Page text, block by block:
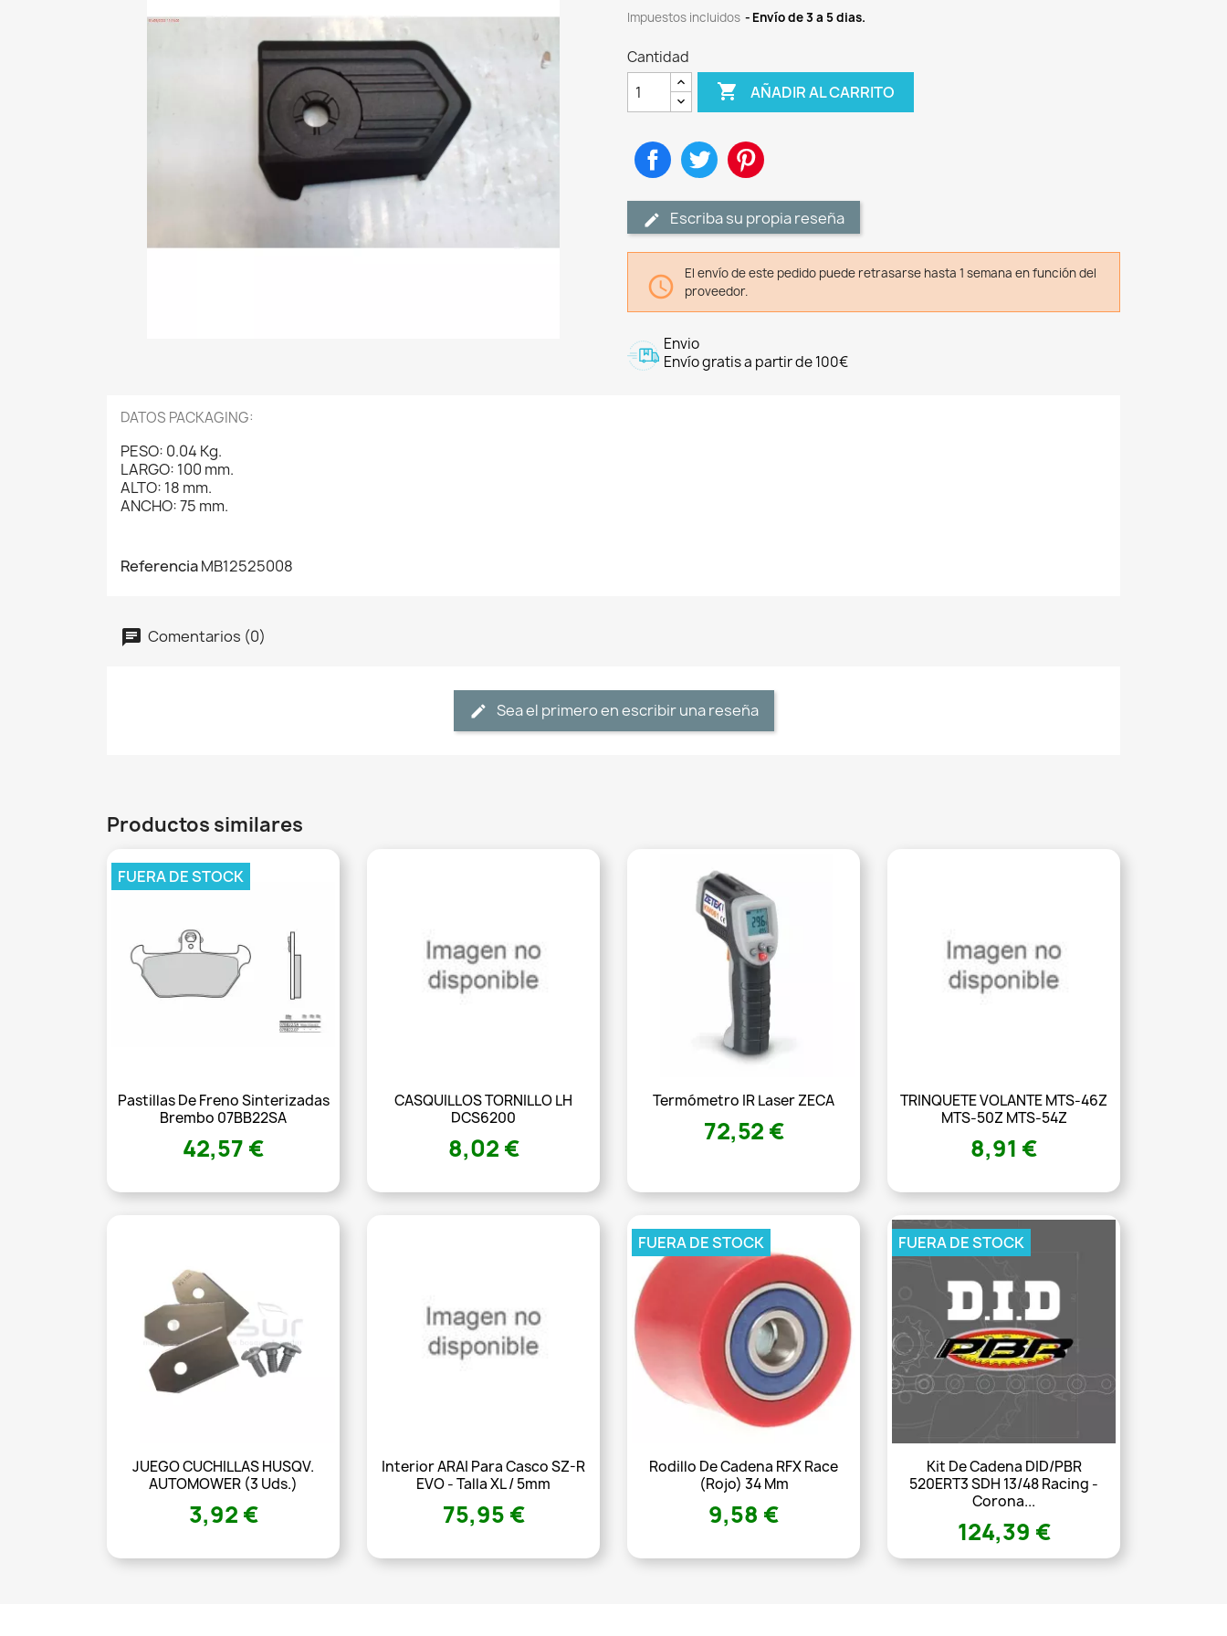
Impuestos incluidos Envío de 3 a 5 dias.
Cantidad
 AÑADIR AL CARRITO
CompartirTuitear
Escriba su propia reseña

El envío de este pedido puede retrasarse hasta 1 semana en función del
proveedor.
Envio
Envío gratis a partir de 100€
DATOS PACKAGING:
PESO: 0.04 Kg.
LARGO: 100 mm.
ALTO: 18 mm.
ANCHO: 75 mm.
ReferenciaMB12525008
Comentarios (0)
Sea el primero en escribir una reseña
Productos similares
Pastillas De Freno Sinterizadas
Brembo 07BB22SA
42,57 €
FUERA DE STOCK
CASQUILLOS TORNILLO LH
DCS6200
8,02 €
Termómetro IR Laser ZECA
72,52 €
TRINQUETE VOLANTE MTS-46Z
MTS-50Z MTS-54Z
8,91 €
JUEGO CUCHILLAS HUSQV.
AUTOMOWER (3 Uds.)
3,92 €
Interior ARAI Para Casco SZ-R
EVO - Talla XL / 5mm
75,95 €
Rodillo De Cadena RFX Race
(rojo) 34 Mm
9,58 €
FUERA DE STOCK
Kit De Cadena DID/PBR
520ERT3 SDH 13/48 Racing -
Corona...
124,39 €
FUERA DE STOCK